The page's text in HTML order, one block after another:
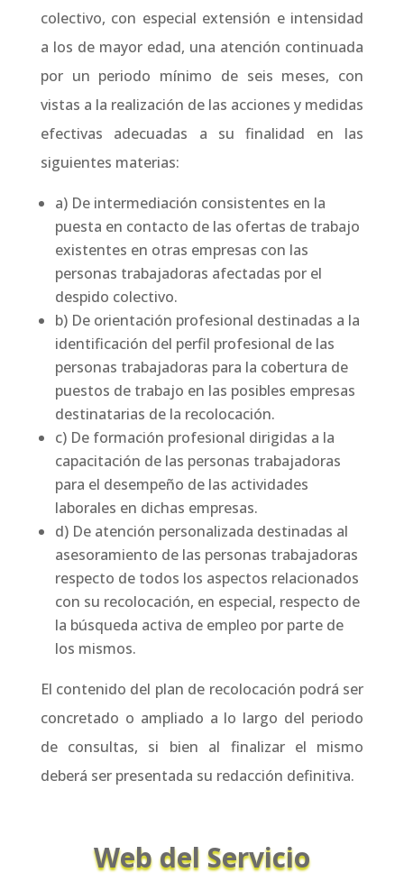
colectivo, con especial extensión e intensidad
a los de mayor edad, una atención continuada
por un periodo mínimo de seis meses, con
vistas a la realización de las acciones y medidas
efectivas adecuadas a su finalidad en las
siguientes materias:
a) De intermediación consistentes en la
puesta en contacto de las ofertas de trabajo
existentes en otras empresas con las
personas trabajadoras afectadas por el
despido colectivo.
b) De orientación profesional destinadas a la
identificación del perfil profesional de las
personas trabajadoras para la cobertura de
puestos de trabajo en las posibles empresas
destinatarias de la recolocación.
c) De formación profesional dirigidas a la
capacitación de las personas trabajadoras
para el desempeño de las actividades
laborales en dichas empresas.
d) De atención personalizada destinadas al
asesoramiento de las personas trabajadoras
respecto de todos los aspectos relacionados
con su recolocación, en especial, respecto de
la búsqueda activa de empleo por parte de
los mismos.
El contenido del plan de recolocación podrá ser
concretado o ampliado a lo largo del periodo
de consultas, si bien al finalizar el mismo
deberá ser presentada su redacción definitiva.
Web del Servicio